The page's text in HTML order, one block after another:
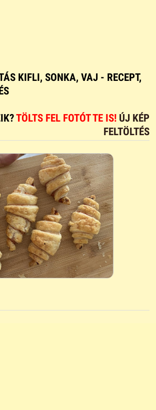
KIFLI, SONKA, VAJ - RECEPT,
TÖLTS FEL FOTÓT TE IS! ÚJ KÉP
FELTÖLTÉS